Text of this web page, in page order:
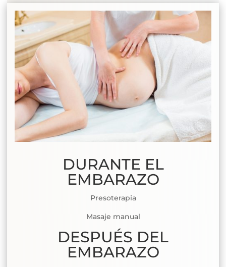
DURANTE EL
EMBARAZO
Presoterapia
Masaje manual
DESPUÉS DEL
EMBARAZO